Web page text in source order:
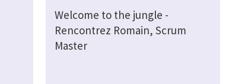
Welcome to the jungle -
Rencontrez Romain, Scrum
Master